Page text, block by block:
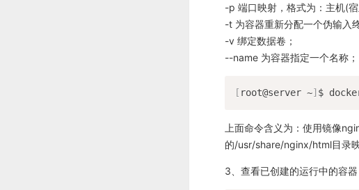
-p 端口映射，格式为：主机(
-t 为容器重新分配一个伪输入
-v 绑定数据卷；
--name 为容器指定一个名称；
[ root@server ~] $
上面命令含义为：使用镜像
的/usr/share/nginx/html目录
3、查看已创建的运行中的容器